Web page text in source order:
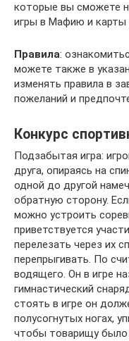
которые вы сможете
игры в Мафию и карты
Правила:
можете также в
изменять правила в
пожеланий и
Конкурс
Подзабытая игра:
друга, опираясь на
одной до другой
обратную сторону.
можно устроить
приветствуется
перелезать через их
перепрыгивать. По
водящего. Он в игре
гимнастический
стоять в игре он
полусогнутых ногах,
чтобы товарищу было